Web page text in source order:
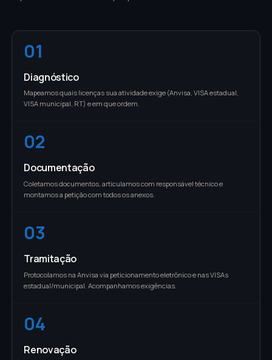
01
Diagnóstico
Mapeamos quais licenças sua atividade exige (Anvisa, VISA estadual,
VISA municipal, RT) e em que ordem.
02
Documentação
Coletamos documentos, articulamos com responsável técnico e
montamos a petição com todos os anexos.
03
Tramitação
Protocolamos na Anvisa via peticionamento eletrônico e nas VISAs
estadual/municipal. Acompanhamos exigências.
04
Renovação